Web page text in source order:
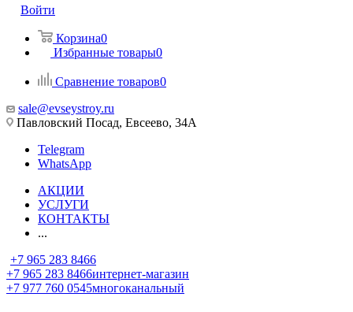
Войти
Корзина0
Избранные товары0
Сравнение товаров0
sale@evseystroy.ru
Павловский Посад, Евсеево, 34А
Telegram
WhatsApp
АКЦИИ
УСЛУГИ
КОНТАКТЫ
...
+7 965 283 8466
+7 965 283 8466интернет-магазин
+7 977 760 0545многоканальный